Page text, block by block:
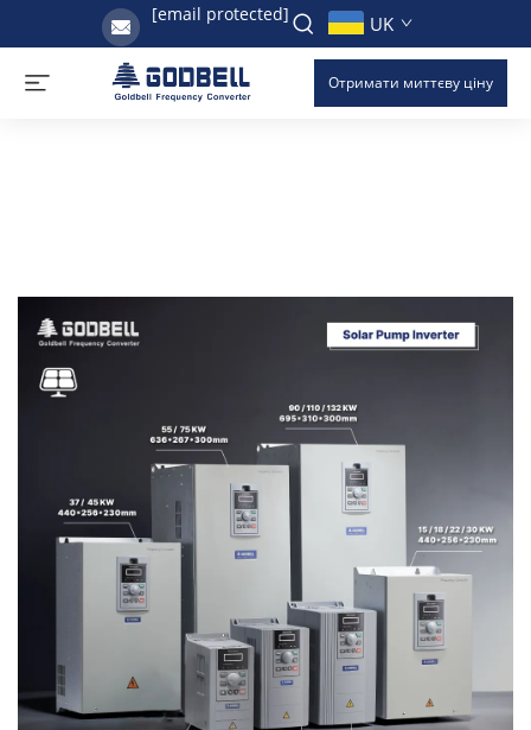
[email protected] UK
Отримати миттєву ціну